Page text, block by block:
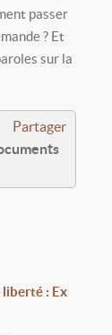
passer
? Et
sur la
Partager
: Ex